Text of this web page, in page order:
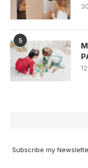
5
Subscribe my